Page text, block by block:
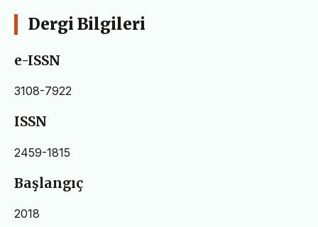
Dergi Bilgileri
e-ISSN
3108-7922
ISSN
2459-1815
Başlangıç
2018